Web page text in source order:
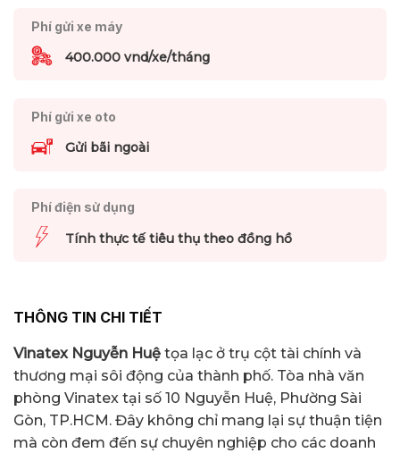
Phí gửi xe máy
400.000 vnd/xe/tháng
Phí gửi xe oto
Gửi bãi ngoài
Phí điện sử dụng
Tính thực tế tiêu thụ theo đồng hồ
THÔNG TIN CHI TIẾT
Vinatex Nguyễn Huệ tọa lạc ở trụ cột tài chính và
thương mại sôi động của thành phố. Tòa nhà văn
phòng Vinatex tại số 10 Nguyễn Huệ, Phường Sài
Gòn, TP.HCM. Đây không chỉ mang lại sự thuận tiện
mà còn đem đến sự chuyên nghiệp cho các doanh